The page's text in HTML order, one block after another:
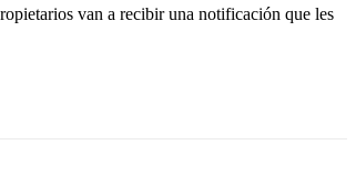
van a recibir una notificación que les